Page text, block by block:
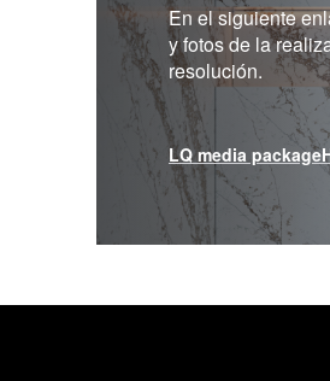
En el siguiente
y fotos de la
resolución.
LQ media package